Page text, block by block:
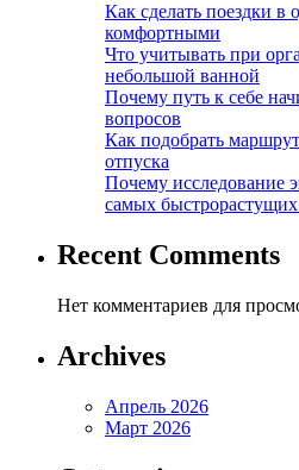
Как сделать поездки в
комфортными
Что учитывать при
небольшой ванной
Почему путь к себе
вопросов
Как подобрать
отпуска
Почему исследование
самых быстрорастущих
Recent Comments
Нет комментариев для
Archives
Апрель 2026
Март 2026